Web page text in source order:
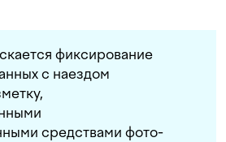
фиксирование
с наездом
средствами фото-